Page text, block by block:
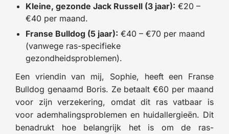
Kleine, gezonde Jack Russell (3 jaar): €20 –
€40 per maand.
Franse Bulldog (5 jaar): €40 – €70 per maand
(vanwege ras-specifieke
gezondheidsproblemen).
Een vriendin van mij, Sophie, heeft een Franse
Bulldog genaamd Boris. Ze betaalt €60 per maand
voor zijn verzekering, omdat dit ras vatbaar is
voor ademhalingsproblemen en huidallergieën. Dit
benadrukt hoe belangrijk het is om de ras-